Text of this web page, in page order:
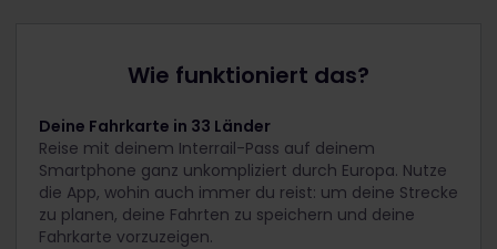
Wie funktioniert das?
Deine Fahrkarte in 33 Länder
Reise mit deinem Interrail-Pass auf deinem
Smartphone ganz unkompliziert durch Europa. Nutze
die App, wohin auch immer du reist: um deine Strecke
zu planen, deine Fahrten zu speichern und deine
Fahrkarte vorzuzeigen.